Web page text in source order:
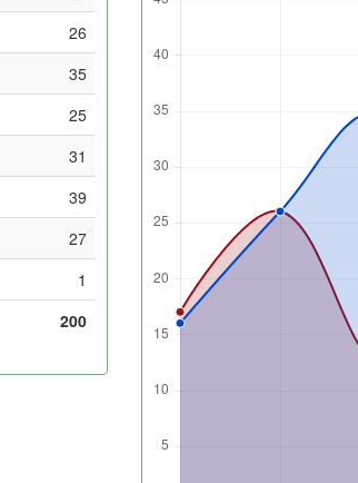
26
35
25
31
39
27
1
200